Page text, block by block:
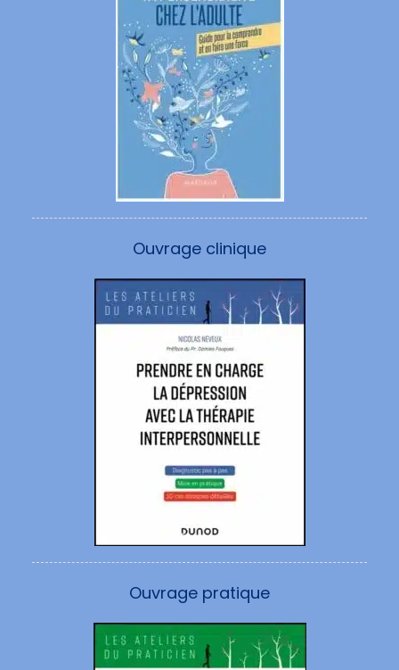
Ouvrage clinique
Ouvrage pratique